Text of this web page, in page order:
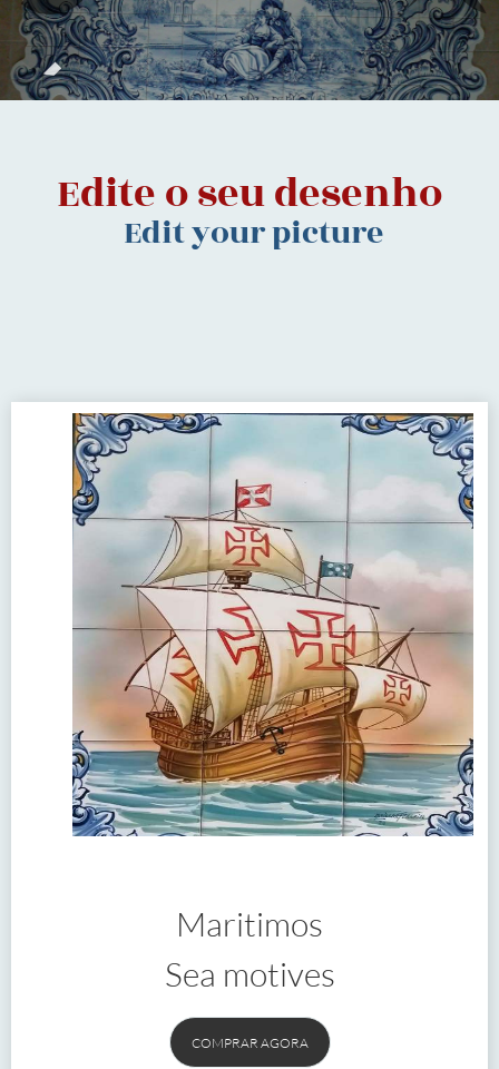
Edite o seu desenho
Edit your picture
Maritimos
Sea motives
COMPRAR AGORA